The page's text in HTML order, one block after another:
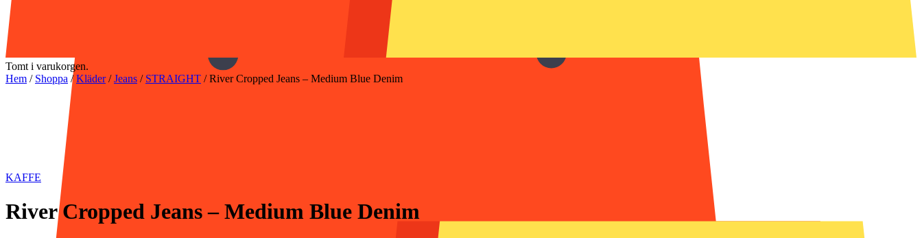
Tomt i varukorgen.
Hem / Shoppa /Kläder/Jeans / STRAIGHT /River Cropped Jeans – Medium Blue Denim
KAFFE
River Cropped Jeans – Medium Blue Denim